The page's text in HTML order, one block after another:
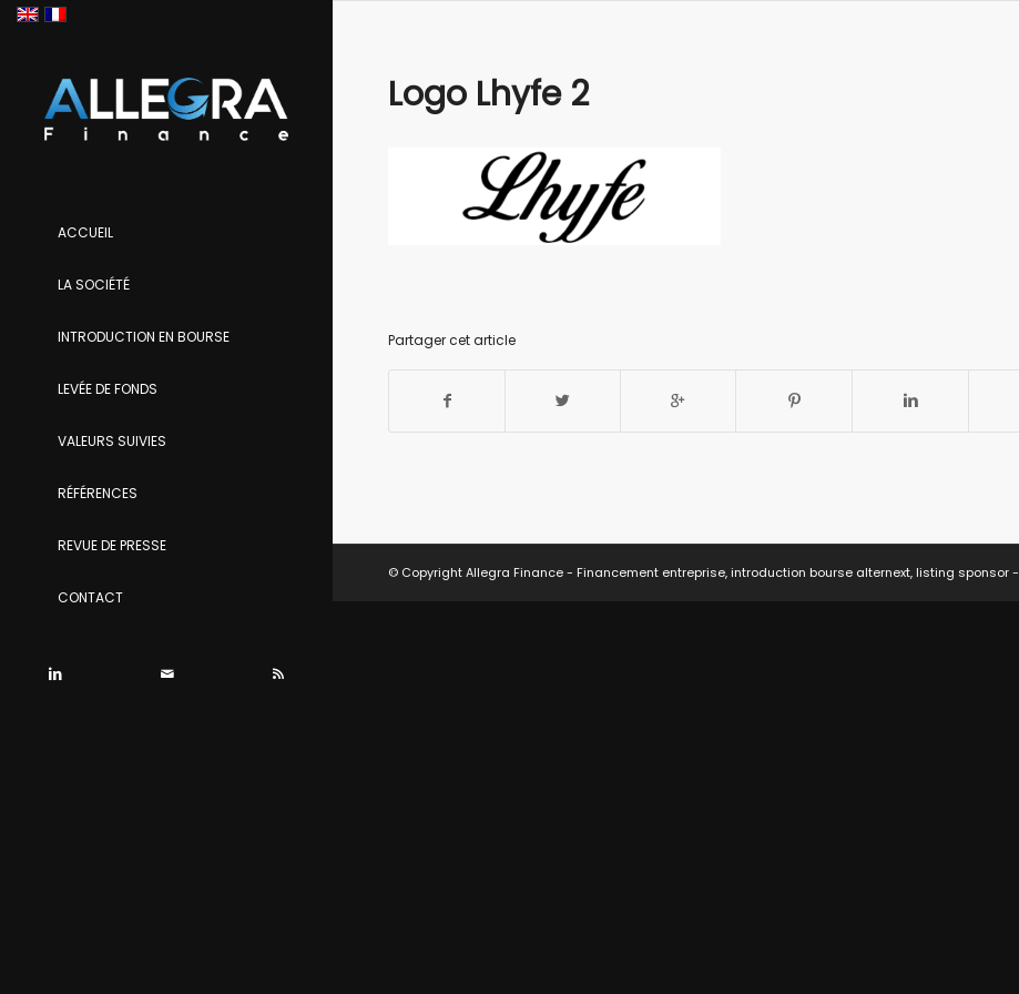
ACCUEIL
LA SOCIÉTÉ
INTRODUCTION EN BOURSE
LEVÉE DE FONDS
VALEURS SUIVIES
RÉFÉRENCES
REVUE DE PRESSE
CONTACT
Logo Lhyfe 2
Partager cet article
© Copyright Allegra Finance - Financement entreprise, introduction bourse alternext, listing sponsor -